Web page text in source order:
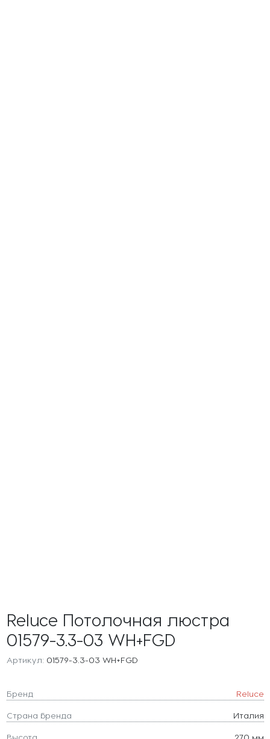
Reluce Потолочная люстра
01579-3.3-03 WH+FGD
Артикул: 01579-3.3-03 WH+FGD
Бренд Reluce
Страна бренда Италия
Высота 270 мм